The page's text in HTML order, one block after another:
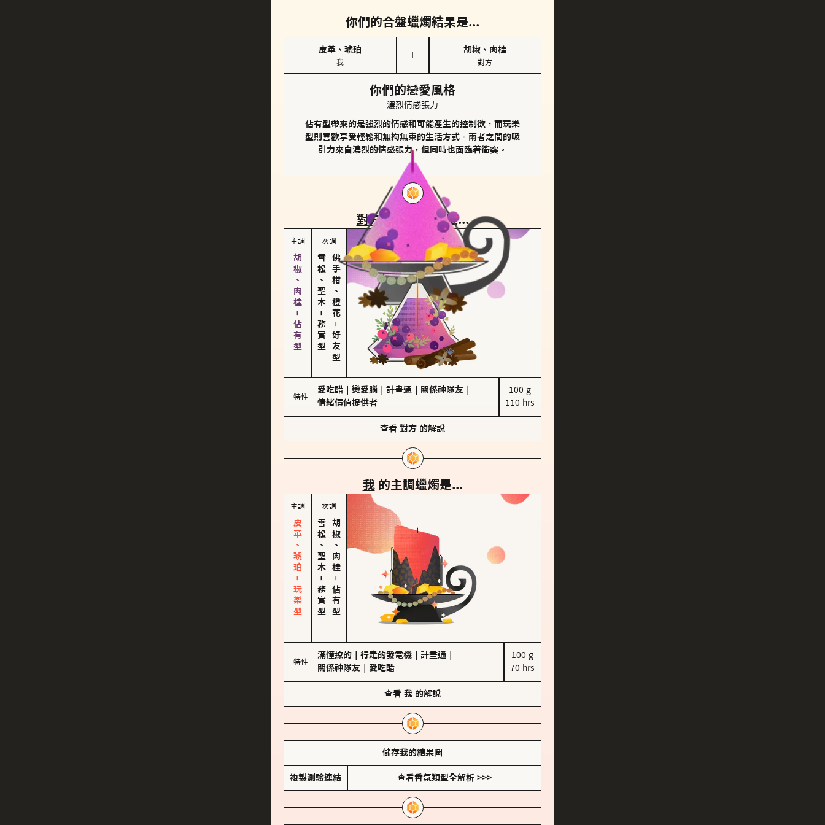
你們的合盤蠟燭結果是...
皮革、琥珀
我
＋
胡椒、肉桂
對方
你們的戀愛風格
濃烈情感張力
佔有型帶來的是強烈的情感和可能產生的控制欲，而玩樂
型則喜歡享受輕鬆和無拘無束的生活方式。兩者之間的吸
引力來自濃烈的情感張力，但同時也面臨著衝突。
對方的主調蠟燭是...
主調
胡椒、肉桂－佔有型
次調
雪松、聖木
－
務實型
佛手柑、橙花
－
好友型
特性
愛吃醋 戀愛腦 計畫通 關係神隊友
情緒價值提供者
100 g
110 hrs
查看 對方 的解說
我 的主調蠟燭是...
主調
皮革、琥珀－玩樂型
次調
雪松、聖木
－
務實型
胡椒、肉桂
－
佔有型
特性
滿懂撩的 行走的發電機 計畫通
關係神隊友
愛吃醋
100 g
70 hrs
查看 我 的解說
儲存我的結果圖
複製測驗連結 查看香氛類型全解析 >>>